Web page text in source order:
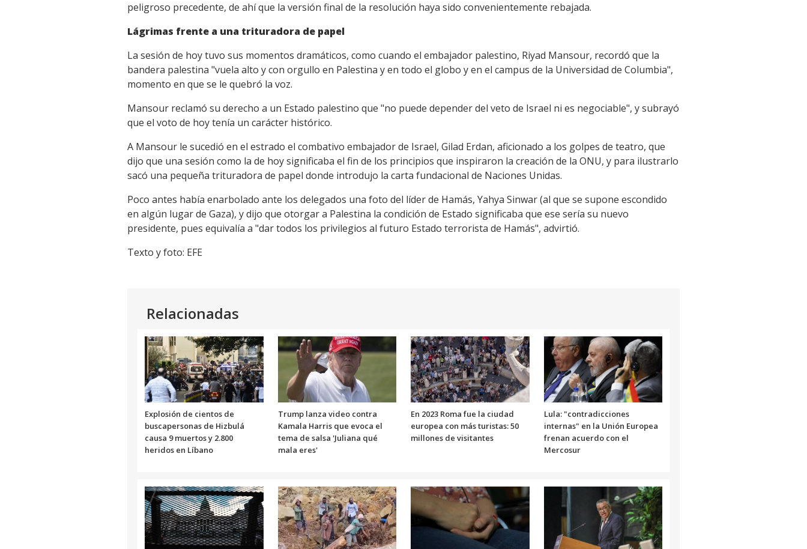
peligroso precedente, de ahí que la versión final de la resolución haya sido convenientemente rebajada.
Lágrimas frente a una trituradora de papel
La sesión de hoy tuvo sus momentos dramáticos, como cuando el embajador palestino, Riyad Mansour, recordó que la
bandera palestina "vuela alto y con orgullo en Palestina y en todo el globo y en el campus de la Universidad de Columbia",
momento en que se le quebró la voz.
Mansour reclamó su derecho a un Estado palestino que "no puede depender del veto de Israel ni es negociable", y subrayó
que el voto de hoy tenía un carácter histórico.
A Mansour le sucedió en el estrado el combativo embajador de Israel, Gilad Erdan, aficionado a los golpes de teatro, que
dijo que una sesión como la de hoy significaba el fin de los principios que inspiraron la creación de la ONU, y para ilustrarlo
sacó una pequeña trituradora de papel donde introdujo la carta fundacional de Naciones Unidas.
Poco antes había enarbolado ante los delegados una foto del líder de Hamás, Yahya Sinwar (al que se supone escondido
en algún lugar de Gaza), y dijo que otorgar a Palestina la condición de Estado significaba que ese sería su nuevo
presidente, pues equivalía a "dar todos los privilegios al futuro Estado terrorista de Hamás", advirtió.
Texto y foto: EFE
Relacionadas
Explosión de cientos de
buscapersonas de Hizbulá
causa 9 muertos y 2.800
heridos en Líbano
Trump lanza video contra
Kamala Harris que evoca el
tema de salsa 'Juliana qué
mala eres'
En 2023 Roma fue la ciudad
europea con más turistas: 50
millones de visitantes
Lula: "contradicciones
internas" en la Unión Europea
frenan acuerdo con el
Mercosur